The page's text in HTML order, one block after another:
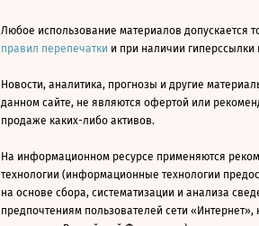
Любое использование материалов допускается
правил перепечатки и при наличии гиперссылки
Новости, аналитика, прогнозы и другие
данном сайте, не являются офертой или
продаже каких-либо активов.
На информационном ресурсе применяются
технологии (информационные технологии
на основе сбора, систематизации и анализа
предпочтениям пользователей сети